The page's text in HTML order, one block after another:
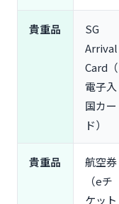
ン」
【グループ別
ル・家族・友人
一人旅（ソ
京錠は必須
カップル旅
家族旅行（
の現地調達可否
友人グルー
貴重品
SG
Arrival
Card（
電子入
国カー
ド）
貴重品
航空券
（eチ
ケット